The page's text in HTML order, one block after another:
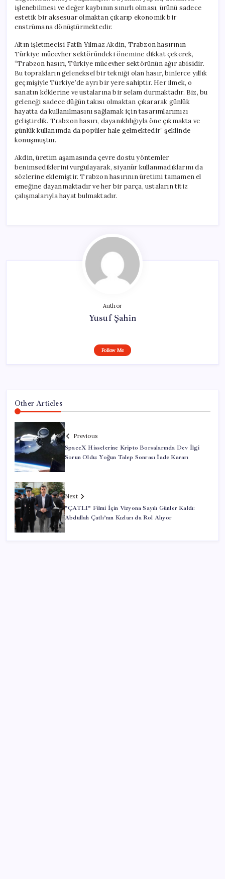
işlenebilmesi ve değer kaybının sınırlı olması, ürünü sadece
estetik bir aksesuar olmaktan çıkarıp ekonomik bir
enstrümana dönüştürmektedir.
Altın işletmecisi Fatih Yılmaz Akdin, Trabzon hasırının
Türkiye mücevher sektöründeki önemine dikkat çekerek,
“Trabzon hasırı, Türkiye mücevher sektörünün ağır abisidir.
Bu toprakların geleneksel bir tekniği olan hasır, binlerce yıllık
geçmişiyle Türkiye’de ayrı bir yere sahiptir. Her ilmek, o
sanatın köklerine ve ustalarına bir selam durmaktadır. Biz, bu
geleneği sadece düğün takısı olmaktan çıkararak günlük
hayatta da kullanılmasını sağlamak için tasarımlarımızı
geliştirdik. Trabzon hasırı, dayanıklılığıyla öne çıkmakta ve
günlük kullanımda da popüler hale gelmektedir” şeklinde
konuşmuştur.
Akdin, üretim aşamasında çevre dostu yöntemler
benimsediklerini vurgulayarak, siyanür kullanmadıklarını da
sözlerine eklemiştir. Trabzon hasırının üretimi tamamen el
emeğine dayanmaktadır ve her bir parça, ustaların titiz
çalışmalarıyla hayat bulmaktadır.
Author
Yusuf Şahin
Follow Me
Other Articles
Previous
SpaceX Hisselerine Kripto Borsalarında Dev İlgi
Sorun Oldu: Yoğun Talep Sonrası İade Kararı
Next
“ÇATLI” Filmi İçin Vizyona Sayılı Günler Kaldı:
Abdullah Çatlı’nın Kızları da Rol Alıyor